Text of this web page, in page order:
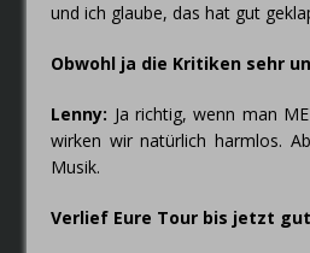
und ich glaube, das hat gut
Obwohl ja die Kritiken sehr
Lenny: Ja richtig, wenn man
wirken wir natürlich harmlos.
Musik.
Verlief Eure Tour bis jetzt